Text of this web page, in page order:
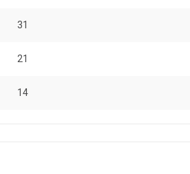
31
21
14